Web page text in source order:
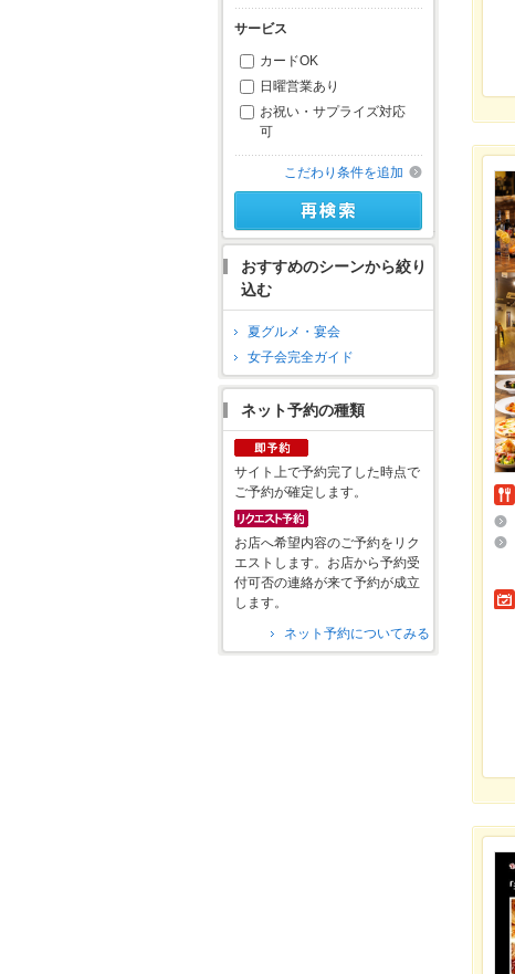
サービス
カードOK
日曜営業あり
お祝い・サプライズ対応
可
こだわり条件を追加
おすすめのシーンから絞り
込む
夏グルメ・宴会
女子会完全ガイド
ネット予約の種類
サイト上で予約完了した時点で
ご予約が確定します。
お店へ希望内容のご予約をリク
エストします。お店から予約受
付可否の連絡が来て予約が成立
します。
ネット予約についてみる